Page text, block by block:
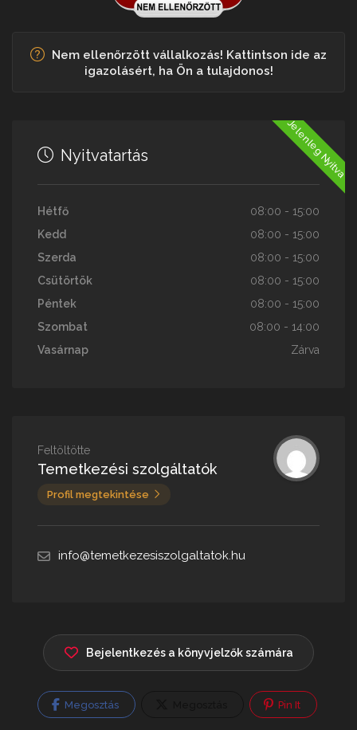
Nem ellenőrzött vállalkozás! Kattintson ide az
igazolásért, ha Ön a tulajdonos!
Jelenleg Nyitva
Nyitvatartás
Hétfő
08:00 - 15:00
Kedd
08:00 - 15:00
Szerda
08:00 - 15:00
Csütörtök
08:00 - 15:00
Péntek
08:00 - 15:00
Szombat
08:00 - 14:00
Vasárnap
Zárva
Feltöltötte
Temetkezési szolgáltatók
Profil megtekintése
info@temetkezesiszolgaltatok.hu
Bejelentkezés a könyvjelzők számára
Megosztás Pin It